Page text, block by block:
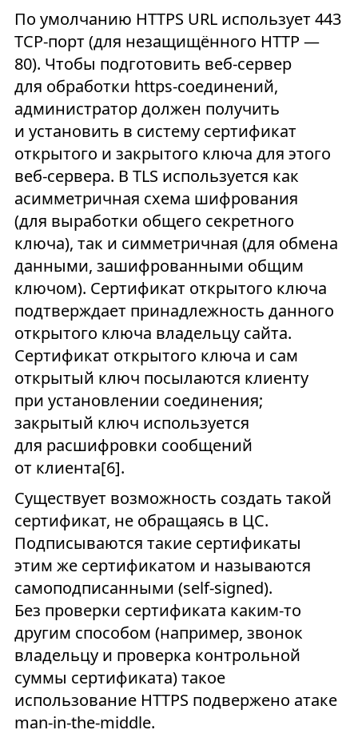
По умолчанию HTTPS URL использует 443
TCP-порт (для незащищённого HTTP —
80). Чтобы подготовить веб-сервер
для обработки https-соединений,
администратор должен получить
и установить в систему сертификат
открытого и закрытого ключа для этого
веб-сервера. В TLS используется как
асимметричная схема шифрования
(для выработки общего секретного
ключа), так и симметричная (для обмена
данными, зашифрованными общим
ключом). Сертификат открытого ключа
подтверждает принадлежность данного
открытого ключа владельцу сайта.
Сертификат открытого ключа и сам
открытый ключ посылаются клиенту
при установлении соединения;
закрытый ключ используется
для расшифровки сообщений
от клиента[6].
Существует возможность создать такой
сертификат, не обращаясь в ЦС.
Подписываются такие сертификаты
этим же сертификатом и называются
самоподписанными (self-signed).
Без проверки сертификата каким-то
другим способом (например, звонок
владельцу и проверка контрольной
суммы сертификата) такое
использование HTTPS подвержено атаке
man-in-the-middle.